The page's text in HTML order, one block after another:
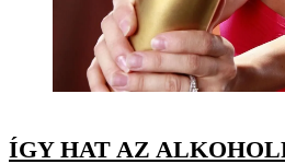
ÍGY HAT AZ